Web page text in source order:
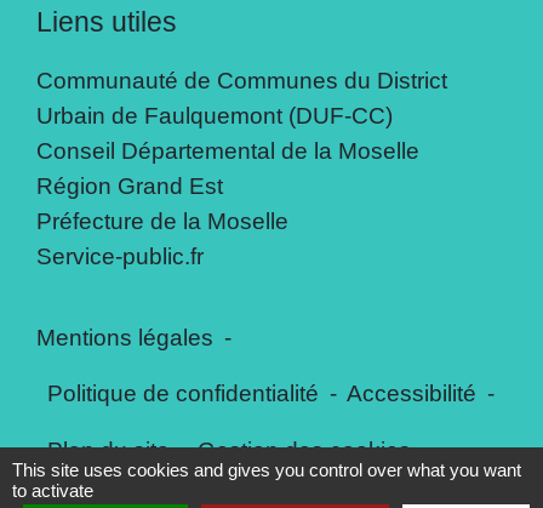
Liens utiles
Communauté de Communes du District
Urbain de Faulquemont (DUF-CC)
Conseil Départemental de la Moselle
Région Grand Est
Préfecture de la Moselle
Service-public.fr
Mentions légales -
Politique de confidentialité - Accessibilité -
Plan du site - Gestion des cookies
This site uses cookies and gives you control over what you want
to activate